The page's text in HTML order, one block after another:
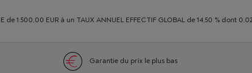
de 1.500,00 EUR à un TAUX ANNUEL EFFECTIF GLOBAL de 14,50 %
Garantie du prix le plus bas